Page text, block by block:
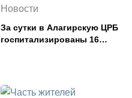
Новости
За сутки в Алагирскую ЦРБ
госпитализированы 16